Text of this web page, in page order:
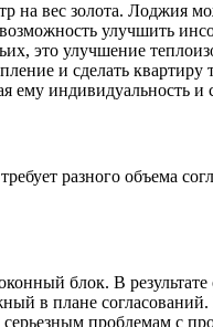
на вес золота. Лоджия
улучшить
это улучшение
и сделать
ему индивидуальность
разного объема
блок. В результате
в плане
проблемам с